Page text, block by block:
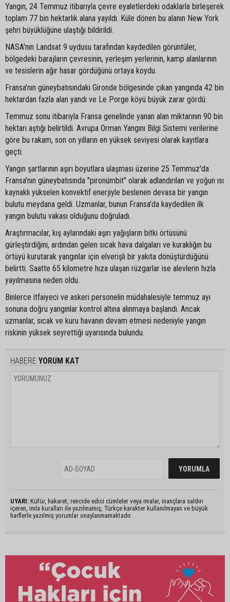
Yangın, 24 Temmuz itibarıyla çevre eyaletlerdeki odaklarla birleşerek
toplam 77 bin hektarlık alana yayıldı. Küle dönen bu alanın New York
şehri büyüklüğüne ulaştığı bildirildi.
NASA'nın Landsat 9 uydusu tarafından kaydedilen görüntüler,
bölgedeki barajların çevresinin, yerleşim yerlerinin, kamp alanlarının
ve tesislerin ağır hasar gördüğünü ortaya koydu.
Fransa'nın güneybatısındaki Gironde bölgesinde çıkan yangında 42 bin
hektardan fazla alan yandı ve Le Porge köyü büyük zarar gördü.
Temmuz sonu itibarıyla Fransa genelinde yanan alan miktarının 90 bin
hektarı aştığı belirtildi. Avrupa Orman Yangını Bilgi Sistemi verilerine
göre bu rakam, son on yılların en yüksek seviyesi olarak kayıtlara
geçti.
Yangın şartlarının aşırı boyutlara ulaşması üzerine 25 Temmuz'da
Fransa'nın güneybatısında "pironümbit" olarak adlandırılan ve yoğun ısı
kaynaklı yükselen konvektif enerjiyle beslenen devasa bir yangın
bulutu meydana geldi. Uzmanlar, bunun Fransa'da kaydedilen ilk
yangın bulutu vakası olduğunu doğruladı.
Araştırmacılar, kış aylarındaki aşırı yağışların bitki örtüsünü
gürleştirdiğini, ardından gelen sıcak hava dalgaları ve kuraklığın bu
örtüyü kurutarak yangınlar için elverişli bir yakıta dönüştürdüğünü
belirtti. Saatte 65 kilometre hıza ulaşan rüzgarlar ise alevlerin hızla
yayılmasına neden oldu.
Binlerce itfaiyeci ve askeri personelin müdahalesiyle temmuz ayı
sonuna doğru yangınlar kontrol altına alınmaya başlandı. Ancak
uzmanlar, sıcak ve kuru havanın devam etmesi nedeniyle yangın
riskinin yüksek seyrettiği uyarısında bulundu.
HABERE YORUM KAT
UYARI: Küfür, hakaret, rencide edici cümleler veya imalar, inançlara saldırı
içeren, imla kuralları ile yazılmamış, Türkçe karakter kullanılmayan ve büyük
harflerle yazılmış yorumlar onaylanmamaktadır.